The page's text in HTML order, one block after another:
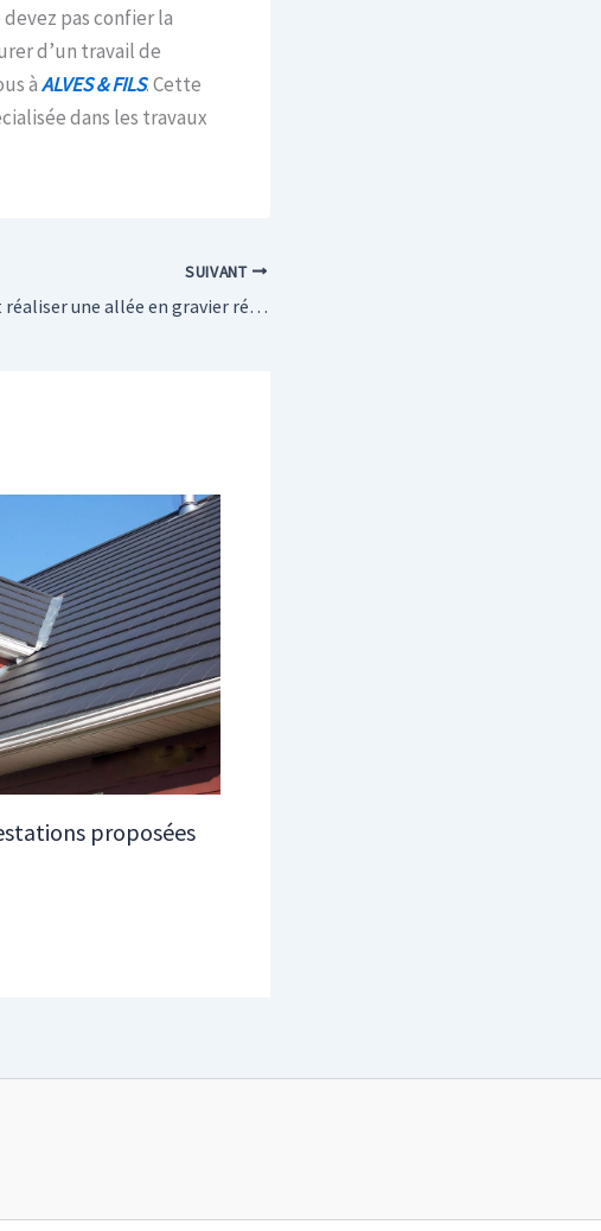
pas confier la
d’un travail de
àALVES & FILS. Cette
dans les travaux
SUIVANT
Comment réaliser une allée en gravier résiné ?
proposées